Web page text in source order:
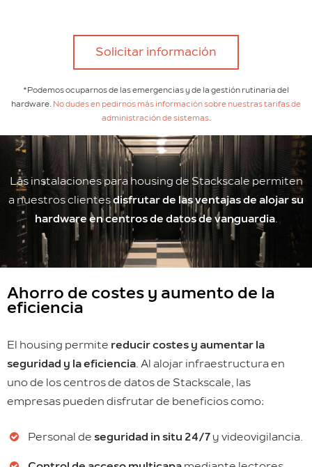
Solicitar información
*Podemos ocuparnos de las emergencias y de la gestión rutinaria del
hardware. No dudes en pedirnos más información sobre nuestras tarifas de
administración de sistemas.
Las instalaciones para housing de Stackscale permiten
a nuestros clientesdisfrutar de las ventajas de alojar su
hardware en centros de datos de vanguardia.
Ahorro de costes y aumento de la
eficiencia
El housing permite reducir costes y aumentar la
seguridad y la eficiencia. Al alojar infraestructura en
uno de los centros de datos de Stackscale, las
empresas pueden disfrutar de beneficios como:
Personal de seguridad in situ 24/7 y videovigilancia.